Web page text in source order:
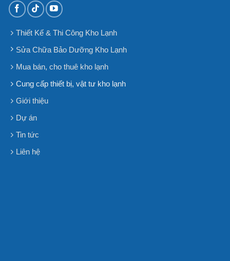
Thiết Kế & Thi Công Kho Lạnh
Sửa Chữa Bảo Dưỡng Kho Lạnh
Mua bán, cho thuê kho lạnh
Cung cấp thiết bị, vật tư kho lạnh
Giới thiệu
Dự án
Tin tức
Liên hệ